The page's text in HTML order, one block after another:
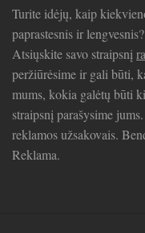
Turite idėjų, kaip
paprastesnis ir
Atsiųskite savo straipsnį
peržiūrėsime ir gali būti,
mums, kokia galėtų būti
straipsnį parašysime
reklamos užsakovais.
Reklama.